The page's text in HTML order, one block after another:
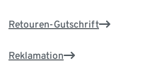
Retouren-Gutschrift
Reklamation